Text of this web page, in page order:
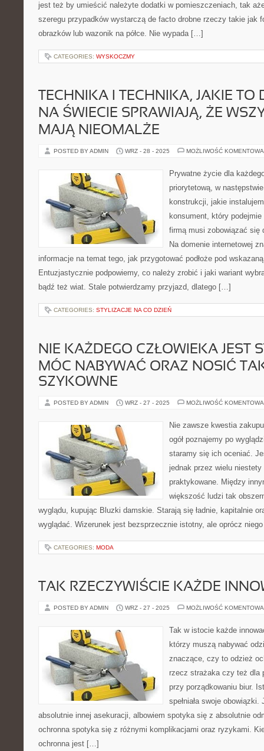
jest też by umieścić należyte dodatki w pomieszczeniach, tak
szeregu przypadków wystarczą de facto drobne rzeczy takie jak
obrazków lub wazonik na półce. Nie wypada […]
CATEGORIES: WYSKOCZMY
TECHNIKA I TECHNIKA, JAKIE TO
NA ŚWIECIE SPRAWIAJĄ, ŻE
MAJĄ NIEOMALŻE
POSTED BY ADMIN WRZ - 28 - 2025 MOŻLIWOŚĆ
Prywatne życie dla
priorytetową, w
konstrukcji, jakie
konsument, który
firmą musi zobowiązać się
Na domenie internetowej
informacje na temat tego, jak przygotować podłoże pod
Entuzjastycznie podpowiemy, co należy zrobić i jaki wariant
bądź też wiat. Stale potwierdzamy przyjazd, dlatego […]
CATEGORIES: STYLIZACJE NA CO DZIEŃ
NIE KAŻDEGO CZŁOWIEKA JEST
MÓC NABYWAĆ ORAZ NOSIĆ
SZYKOWNE
POSTED BY ADMIN WRZ - 27 - 2025 MOŻLIWOŚĆ
Nie zawsze kwestia
ogół poznajemy po
staramy się ich oceniać.
jednak przez wielu
praktykowane. Między
większość ludzi tak
wyglądu, kupując Bluzki damskie. Starają się ładnie, kapitalnie
wyglądać. Wizerunek jest bezsprzecznie istotny, ale oprócz
CATEGORIES: MODA
TAK RZECZYWIŚCIE KAŻDE
POSTED BY ADMIN WRZ - 27 - 2025 MOŻLIWOŚĆ
Tak w istocie każde
którzy muszą nabywać
znaczące, czy to odzież
rzecz strażaka czy też dla
przy porządkowaniu biur.
spełniała swoje
absolutnie innej asekuracji, albowiem spotyka się z absolutnie
ochronna spotyka się z różnymi komplikacjami oraz ryzykami.
ochronna jest […]